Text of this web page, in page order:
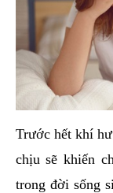
Trước hết khí
chịu sẽ khiến
trong đời sống